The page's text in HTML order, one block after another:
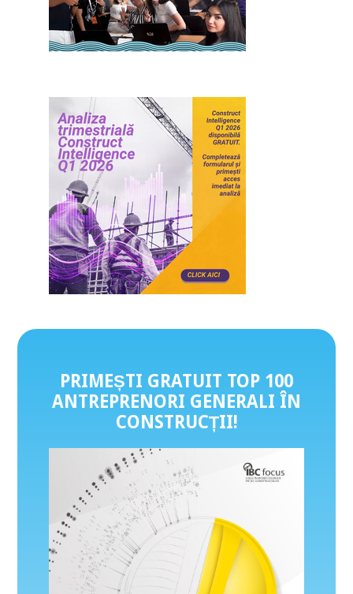
PRIMEȘTI GRATUIT TOP 100
ANTREPRENORI GENERALI ÎN
CONSTRUCȚII!